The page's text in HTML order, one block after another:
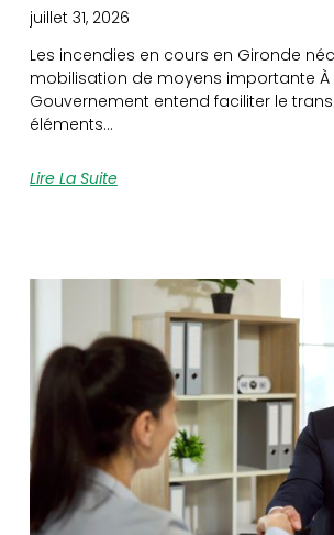
juillet 31, 2026
Les incendies en cours en Gironde
mobilisation de moyens importante À
Gouvernement entend faciliter le
éléments…
Lire La Suite